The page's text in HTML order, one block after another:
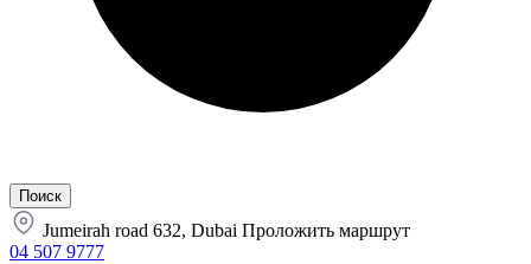
Jumeirah road 632, Dubai Проложить маршрут
04 507 9777